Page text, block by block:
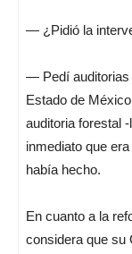
— ¿Pidió la
— Pedí auditorias
Estado de
auditoria forestal
inmediato que
había hecho.
En cuanto a la
considera que su